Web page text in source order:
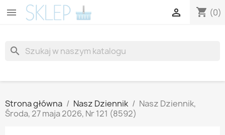
 shopping_cart (0)

search
Strona główna Nasz Dziennik
Nasz Dziennik,
Środa, 27 maja 2026, Nr 121 (8592)